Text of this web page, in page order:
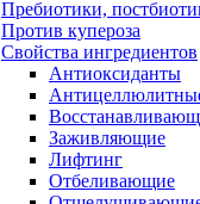
Пребиотики,
Против купероза
Свойства ингредиентов
Антиоксиданты
Заживляющие
Лифтинг
Отбеливающие